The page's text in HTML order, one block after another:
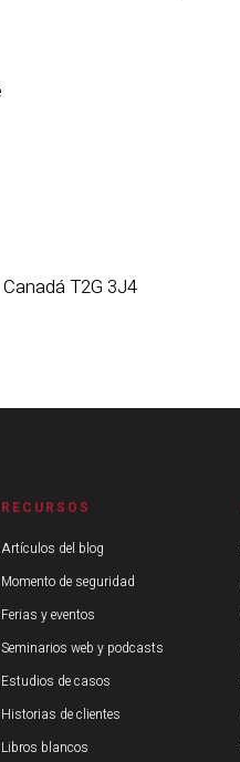
T2G 3J4
RECURSOS
Artículos del blog
Momento de seguridad
Ferias y eventos
Seminarios web y podcasts
Estudios de casos
Historias de clientes
Libros blancos